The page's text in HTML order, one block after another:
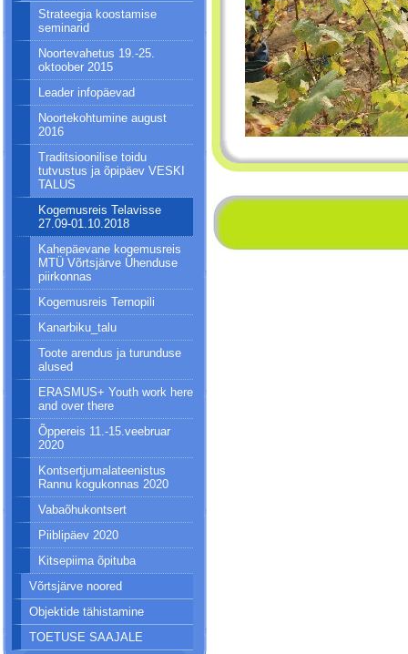
Strateegia koostamise
seminarid
Noortevahetus 19.-25.
oktoober 2015
Leader infopäevad
Noortekohtumine august
2016
Traditsioonilise toidu
tutvustus ja õpipäev VESKI
TALUS
Kogemusreis Telavisse
27.09-01.10.2018
Kahepäevane kogemusreis
MTÜ Võrtsjärve Ühenduse
piirkonnas
Kogemusreis Ternopili
Kanarbiku_talu
Toote arendus ja turunduse
alused
ERASMUS+ Youth work here
and over there
Õppereis 11.-15.veebruar
2020
Kontsertjumalateenistus
Rannu kogukonnas 2020
Vabaõhukontsert
Piiblipäev 2020
Kitsepiima õpituba
Võrtsjärve noored
Objektide tähistamine
TOETUSE SAAJALE